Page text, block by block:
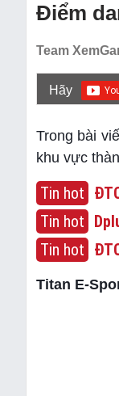
Điểm
Team
Hãy
Trong bài
khu vực
Tin hot
Tin hot
Tin hot
Titan E-